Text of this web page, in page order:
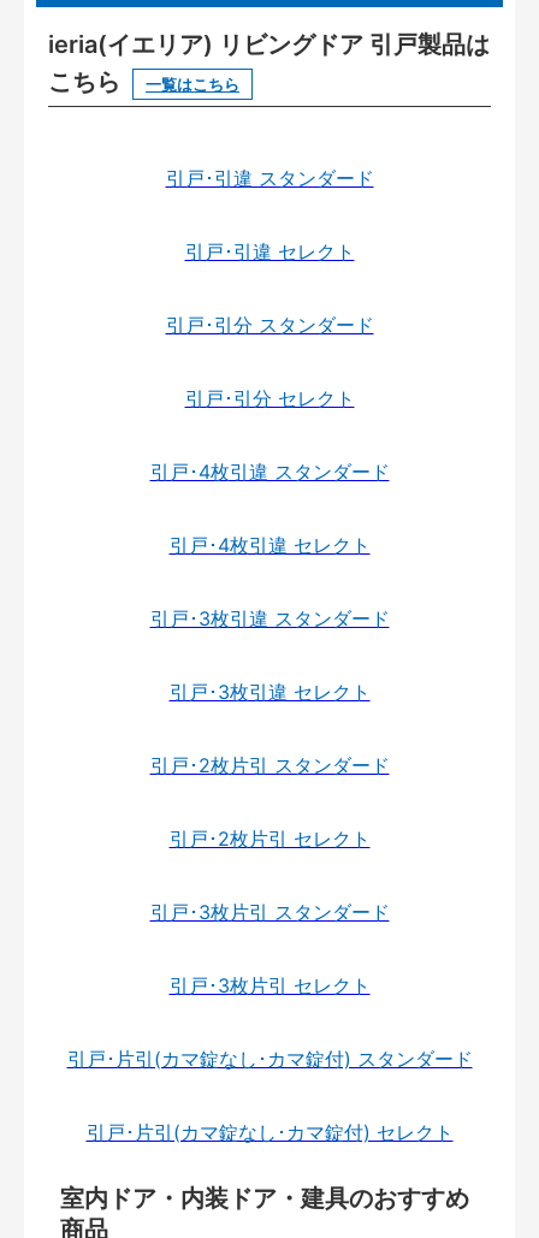
ieria(イエリア) リビングドア 引戸製品は
こちら
一覧はこちら
引戸･引違 スタンダード
引戸･引違 セレクト
引戸･引分 スタンダード
引戸･引分 セレクト
引戸･4枚引違 スタンダード
引戸･4枚引違 セレクト
引戸･3枚引違 スタンダード
引戸･3枚引違 セレクト
引戸･2枚片引 スタンダード
引戸･2枚片引 セレクト
引戸･3枚片引 スタンダード
引戸･3枚片引 セレクト
引戸･片引(カマ錠なし･カマ錠付) スタンダード
引戸･片引(カマ錠なし･カマ錠付) セレクト
室内ドア・内装ドア・建具のおすすめ
商品